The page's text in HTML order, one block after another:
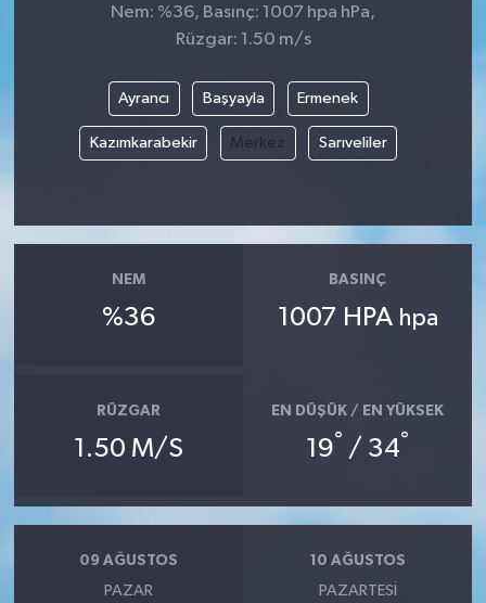
Nem: %36, Basınç: 1007 hpa hPa,
Rüzgar: 1.50 m/s
Ayrancı Başyayla Ermenek
Kazımkarabekir Merkez Sarıveliler
NEM
%36
BASINÇ
1007 HPA hpa
RÜZGAR
1.50 M/S
EN DÜŞÜK / EN YÜKSEK
19° / 34°
09 AĞUSTOS
PAZAR
10 AĞUSTOS
PAZARTESI